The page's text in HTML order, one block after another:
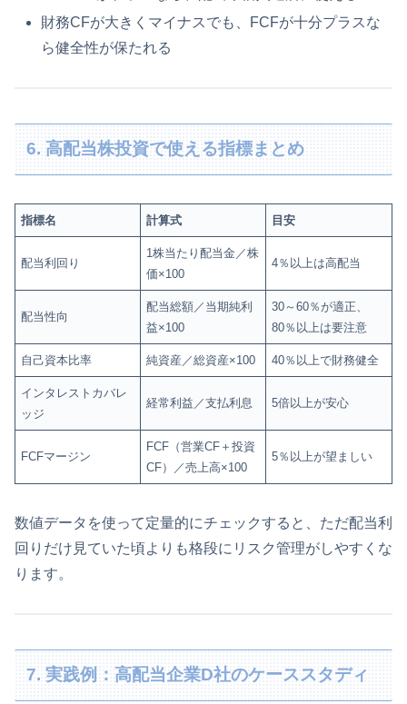
財務CFが大きくマイナスでも、FCFが十分プラスな
ら健全性が保たれる
6. 高配当株投資で使える指標まとめ
指標名 計算式 目安
配当利回り
1株当たり配当金／株
価×100
4％以上は高配当
配当性向
配当総額／当期純利
益×100
30～60％が適正、
80％以上は要注意
自己資本比率 純資産／総資産×100 40％以上で財務健全
インタレストカバレ
ッジ
経常利益／支払利息 5倍以上が安心
FCFマージン
FCF（営業CF＋投資
CF）／売上高×100
5％以上が望ましい
数値データを使って定量的にチェックすると、ただ配当利
回りだけ見ていた頃よりも格段にリスク管理がしやすくな
ります。
7. 実践例：高配当企業D社のケーススタディ